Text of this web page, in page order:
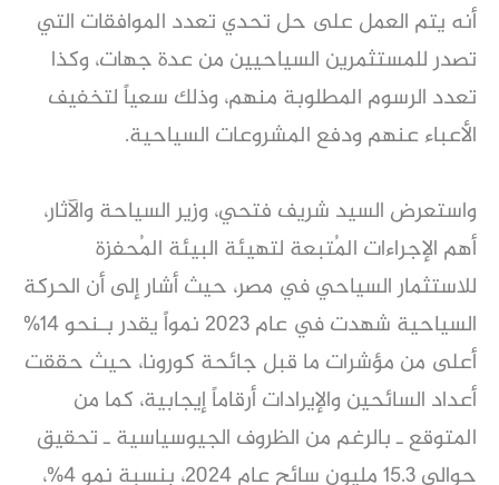
أنه يتم العمل على حل تحدي تعدد الموافقات التي
تصدر للمستثمرين السياحيين من عدة جهات، وكذا
تعدد الرسوم المطلوبة منهم، وذلك سعياً لتخفيف
الأعباء عنهم ودفع المشروعات السياحية.
واستعرض السيد شريف فتحي، وزير السياحة والآثار،
أهم الإجراءات المُتبعة لتهيئة البيئة المُحفزة
للاستثمار السياحي في مصر، حيث أشار إلى أن الحركة
السياحية شهدت في عام 2023 نمواً يقدر بـنحو 14%
أعلى من مؤشرات ما قبل جائحة كورونا، حيث حققت
أعداد السائحين والإيرادات أرقاماً إيجابية، كما من
المتوقع ـ بالرغم من الظروف الجيوسياسية ـ تحقيق
حوالي 15.3 مليون سائح عام 2024، بنسبة نمو 4%،